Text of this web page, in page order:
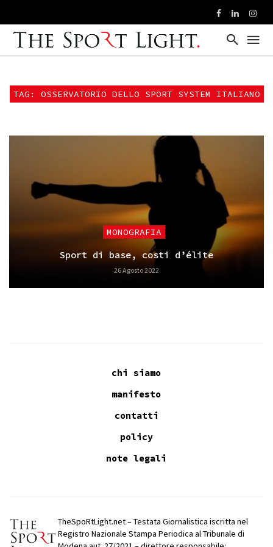
TAG: OSSERVATORIO DELLO SPORT SYSTEM ITALIANO
MONOGRAFIA
Sport di base, costi d’élite
26 Agosto 2022
chi siamo
manifesto
contatti
policy
note legali
TheSpoRtLight.net – Testata Giornalistica iscritta nel
Registro Nazionale Stampa Periodica al Tribunale di